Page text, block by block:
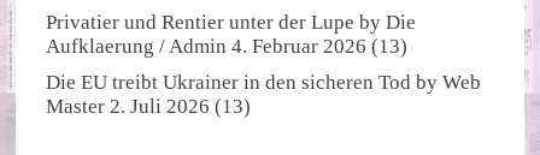
Privatier und Rentier unter der Lupe byDie
Aufklaerung / Admin 4. Februar 2026 (13)
Die EU treibt Ukrainer in den sicheren Tod byWeb
Master 2. Juli 2026 (13)